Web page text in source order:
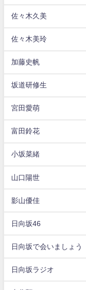
佐々木久美
佐々木美玲
加藤史帆
坂道研修生
宮田愛萌
富田鈴花
小坂菜緒
山口陽世
影山優佳
日向坂46
日向坂で会いましょう
日向坂ラジオ